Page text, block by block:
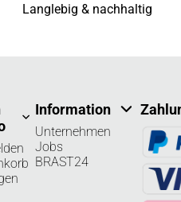
Langlebig & nachhaltig
Information
Unternehmen
Jobs
BRAST24